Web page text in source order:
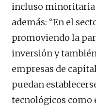
incluso minoritaria
además: “En el
promoviendo la
inversión y
empresas de
puedan
tecnológicos como